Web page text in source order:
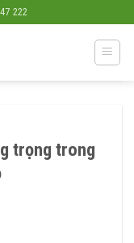
222
trọng trong